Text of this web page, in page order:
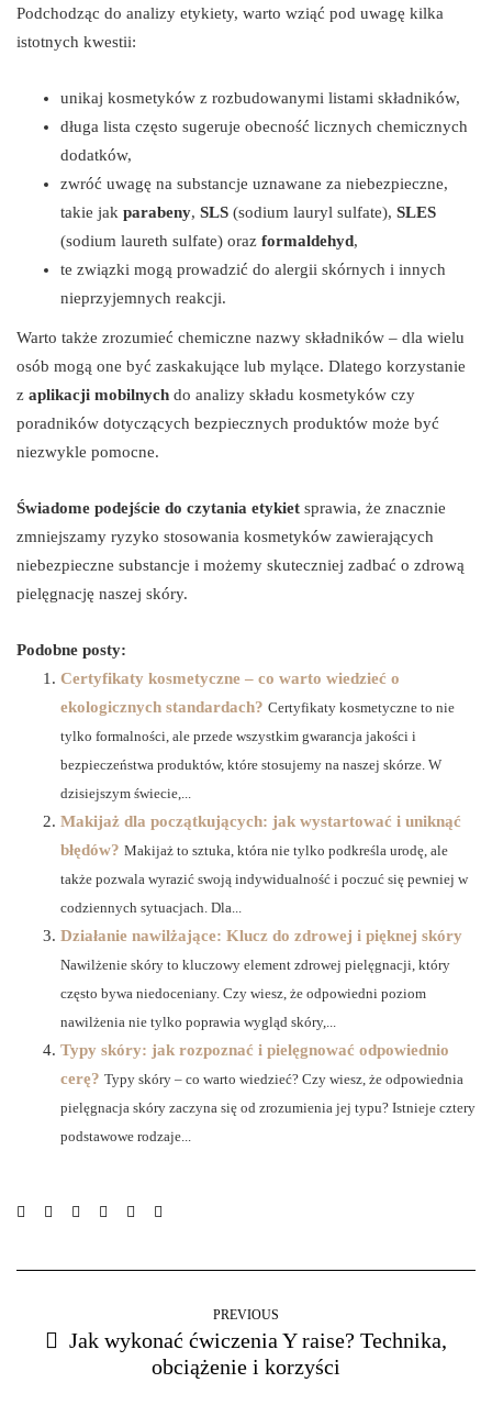
Podchodząc do analizy etykiety, warto wziąć pod uwagę kilka
istotnych kwestii:
unikaj kosmetyków z rozbudowanymi listami składników,
długa lista często sugeruje obecność licznych chemicznych
dodatków,
zwróć uwagę na substancje uznawane za niebezpieczne,
takie jak parabeny, SLS (sodium lauryl sulfate), SLES
(sodium laureth sulfate) oraz formaldehyd,
te związki mogą prowadzić do alergii skórnych i innych
nieprzyjemnych reakcji.
Warto także zrozumieć chemiczne nazwy składników – dla wielu
osób mogą one być zaskakujące lub mylące. Dlatego korzystanie
z aplikacji mobilnych do analizy składu kosmetyków czy
poradników dotyczących bezpiecznych produktów może być
niezwykle pomocne.
Świadome podejście do czytania etykiet sprawia, że znacznie
zmniejszamy ryzyko stosowania kosmetyków zawierających
niebezpieczne substancje i możemy skuteczniej zadbać o zdrową
pielęgnację naszej skóry.
Podobne posty:
Certyfikaty kosmetyczne – co warto wiedzieć o
ekologicznych standardach? Certyfikaty kosmetyczne to nie
tylko formalności, ale przede wszystkim gwarancja jakości i
bezpieczeństwa produktów, które stosujemy na naszej skórze. W
dzisiejszym świecie,...
Makijaż dla początkujących: jak wystartować i uniknąć
błędów? Makijaż to sztuka, która nie tylko podkreśla urodę, ale
także pozwala wyrazić swoją indywidualność i poczuć się pewniej w
codziennych sytuacjach. Dla...
Działanie nawilżające: Klucz do zdrowej i pięknej skóry
Nawilżenie skóry to kluczowy element zdrowej pielęgnacji, który
często bywa niedoceniany. Czy wiesz, że odpowiedni poziom
nawilżenia nie tylko poprawia wygląd skóry,...
Typy skóry: jak rozpoznać i pielęgnować odpowiednio
cerę? Typy skóry – co warto wiedzieć? Czy wiesz, że odpowiednia
pielęgnacja skóry zaczyna się od zrozumienia jej typu? Istnieje cztery
podstawowe rodzaje...
PREVIOUS
Jak wykonać ćwiczenia Y raise? Technika,
obciążenie i korzyści